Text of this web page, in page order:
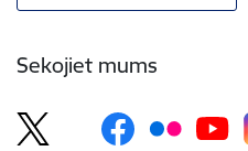
Sekojiet mums